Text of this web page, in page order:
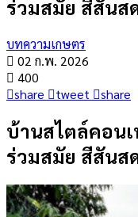
ร่วมสมัย สีสันส
บทความเกษตร
02 ก.พ. 2026
400
share
tweet share
บ้านสไตล์คอน
ร่วมสมัย สีสันส